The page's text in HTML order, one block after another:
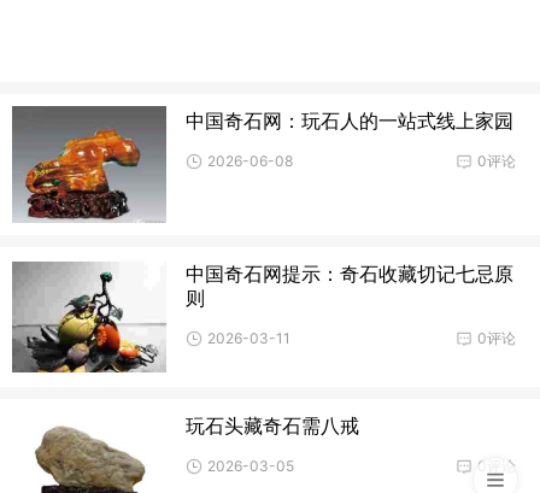
中国奇石网：玩石人的一站式线上家园
0评论
2026-06-08
中国奇石网提示：奇石收藏切记七忌原
则
0评论
2026-03-11
玩石头藏奇石需八戒
0评论
2026-03-05